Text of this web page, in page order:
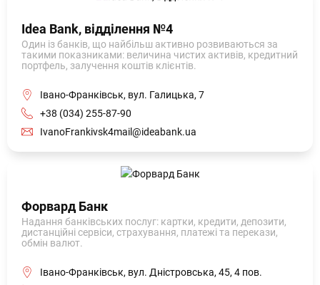
Idea Bank, відділення №4
Один із банків, що найбільш активно розвиваються за
такими показниками: величина чистих активів, кредитний
портфель, залучення коштів клієнтів.
Івано-Франківськ, вул. Галицька, 7
+38 (034) 255-87-90
IvanoFrankivsk4mail@ideabank.ua
Форвард Банк
Надання банківських послуг: картки, кредити, депозити,
дистанційні сервіси, страхування, платежі та перекази,
обмін валют.
Івано-Франківськ, вул. Дністровська, 45, 4 пов.